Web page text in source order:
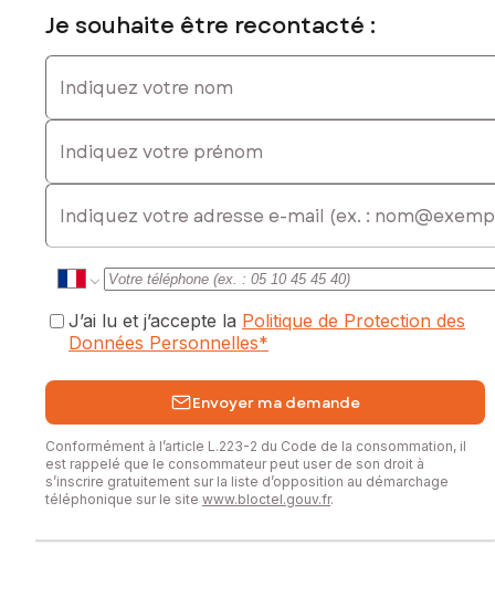
commercial immatriculé au RSAC de LA ROCHE-SUR-YON
Je souhaite être recontacté :
Indiquez votre nom
Indiquez votre prénom
E-mail
J’ai lu et j’accepte la Politique de Protection des
Données Personnelles*
Envoyer ma demande
Conformément à l’article L.223-2 du Code de la consommation, il
est rappelé que le consommateur peut user de son droit à
s’inscrire gratuitement sur la liste d’opposition au démarchage
téléphonique sur le site www.bloctel.gouv.fr.